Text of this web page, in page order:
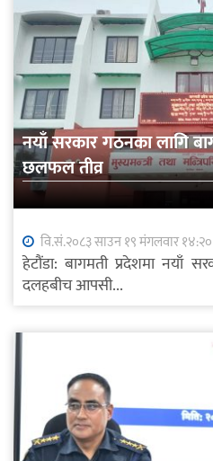
नयाँ सरकार गठनका लागि
छलफल तीव्र
वि.सं.२०८३ साउन १९ मंगलवार १४:२०
हेटौंडा: बागमती प्रदेशमा नयाँ
दलहबीच आपसी...